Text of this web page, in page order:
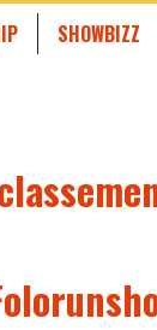
SHOWBIZZ